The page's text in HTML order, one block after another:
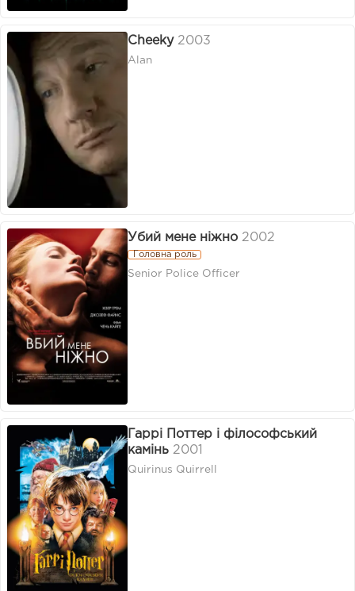
Cheeky 2003
Alan
Убий мене ніжно 2002
Головна роль
Senior Police Officer
Гаррі Поттер і філософський
камінь 2001
Quirinus Quirrell